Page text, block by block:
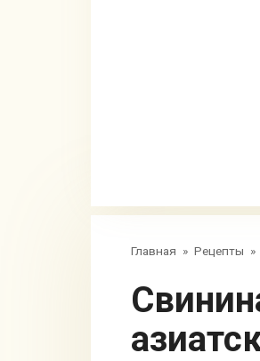
Главная » Рецепты »
Свинина в мультиварке с